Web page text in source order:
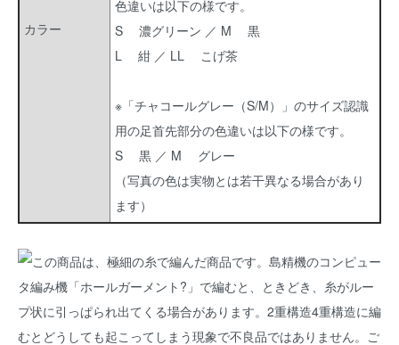
カラー
色違いは以下の様です。
S 濃グリーン ／ M 黒
L 紺 ／ LL こげ茶
※「チャコールグレー（S/M）」のサイズ認識
用の足首先部分の色違いは以下の様です。
S 黒 ／ M グレー
（写真の色は実物とは若干異なる場合があり
ます）